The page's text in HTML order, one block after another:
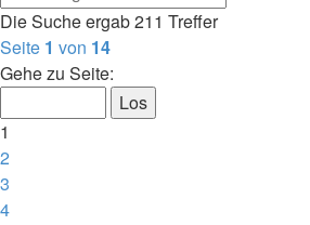
Die Suche ergab 211 Treffer
Seite 1 von 14
Gehe zu Seite:
1
2
3
4